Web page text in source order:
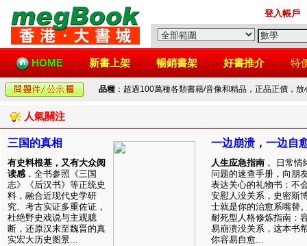
登入帳戶
HOME 新書上架 暢銷書架 好書推介 特
品種 ：超過100萬種各類書籍/音像和精品，正品正價，
人氣關注
三国的真相
有史料根基，又有大众阅
读感 ，全书参照《三国
志》《后汉书》等正统史
料，融合近现代史学研
究、考古实证多重佐证，
杜绝野史戏说与主观臆
断，还原汉末至魏晋的真
实宏大历史图景...
一边崩溃，一边自
人生应急指南 ， 日常情
问题的速查手册，向朋
表达关心的礼物书：不
安慰人没关系，史密斯
士就是你的治愈系嘴替
耐死型人格修炼指南：
易崩溃没关系，这本书
你容易自愈...